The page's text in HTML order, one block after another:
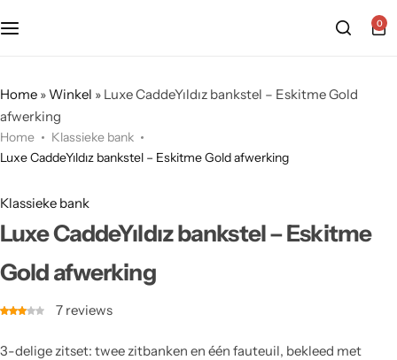
0
Home »Winkel » Luxe CaddeYıldız bankstel – Eskitme Gold
afwerking
Home
Klassieke bank
Luxe CaddeYıldız bankstel – Eskitme Gold afwerking
Klassieke bank
Luxe CaddeYıldız bankstel – Eskitme
Gold afwerking
7 reviews
3-delige zitset: twee zitbanken en één fauteuil, bekleed met